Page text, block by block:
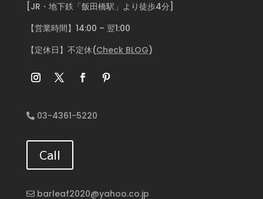
[JR・地下鉄「飯田橋駅」より徒歩4分]
【営業時間】14:00 – 翌1:00
【定休日】不定休(Check BLOG)
03-4361-5220
Call
barleaf2020@yahoo.co.jp